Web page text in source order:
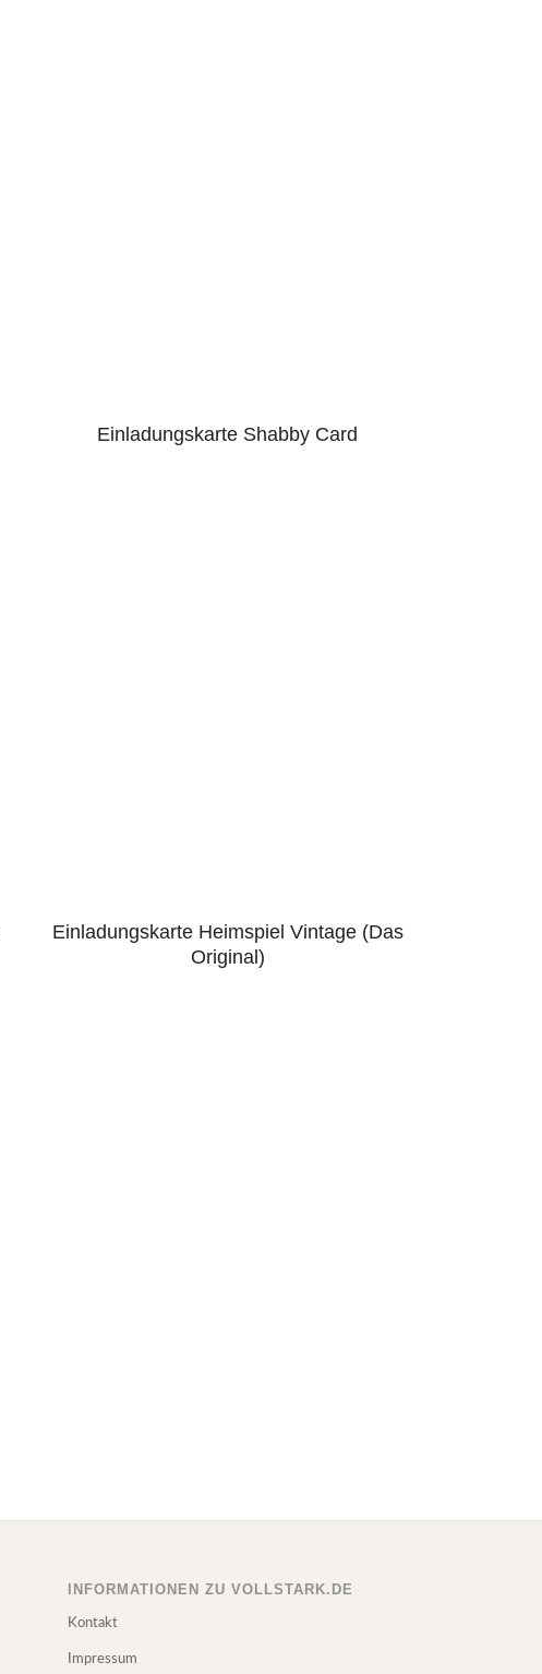
5.00
Einladungskarte Shabby Card
4.91
Einladungskarte Heimspiel Vintage (Das
Original)
INFORMATIONEN ZU VOLLSTARK.DE
Kontakt
Impressum